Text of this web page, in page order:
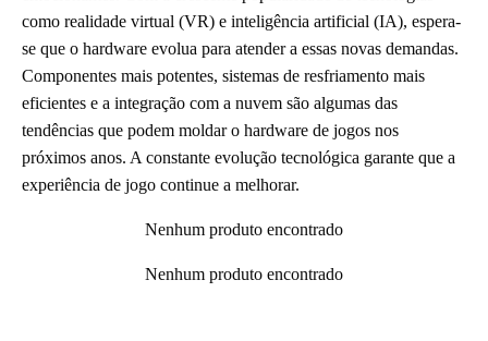
como realidade virtual (VR) e inteligência artificial (IA), espera-
se que o hardware evolua para atender a essas novas demandas.
Componentes mais potentes, sistemas de resfriamento mais
eficientes e a integração com a nuvem são algumas das
tendências que podem moldar o hardware de jogos nos
próximos anos. A constante evolução tecnológica garante que a
experiência de jogo continue a melhorar.
Nenhum produto encontrado
Nenhum produto encontrado